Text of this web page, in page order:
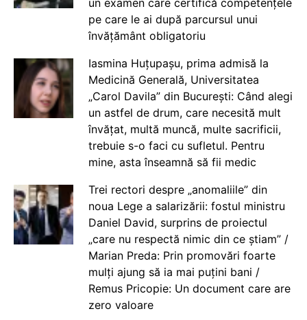
un examen care certifică competențele
pe care le ai după parcursul unui
învățământ obligatoriu
Iasmina Huțupașu, prima admisă la
Medicină Generală, Universitatea
„Carol Davila” din București: Când alegi
un astfel de drum, care necesită mult
învățat, multă muncă, multe sacrificii,
trebuie s-o faci cu sufletul. Pentru
mine, asta înseamnă să fii medic
Trei rectori despre „anomaliile” din
noua Lege a salarizării: fostul ministru
Daniel David, surprins de proiectul
„care nu respectă nimic din ce știam” /
Marian Preda: Prin promovări foarte
mulți ajung să ia mai puțini bani /
Remus Pricopie: Un document care are
zero valoare